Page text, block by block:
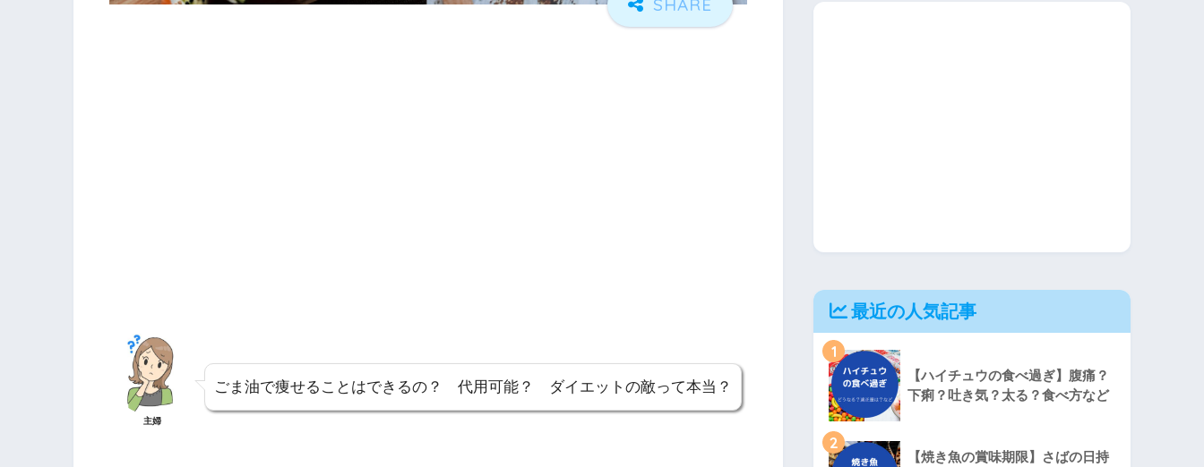
主婦
ごま油で痩せることはできるの？ 代用可能？ ダイエットの敵って本当？
最近の人気記事
1
【ハイチュウの食べ過ぎ】腹痛？
下痢？吐き気？太る？食べ方など
2
【焼き魚の賞味期限】さばの日持